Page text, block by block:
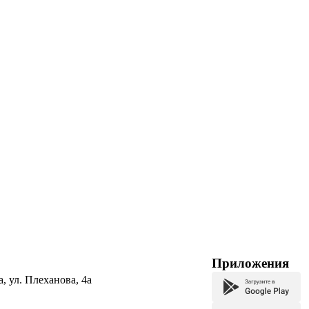
ул. Плеханова, 4а
Приложения